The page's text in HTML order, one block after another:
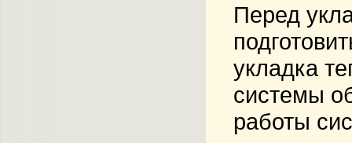
Перед
укладка
системы
работы